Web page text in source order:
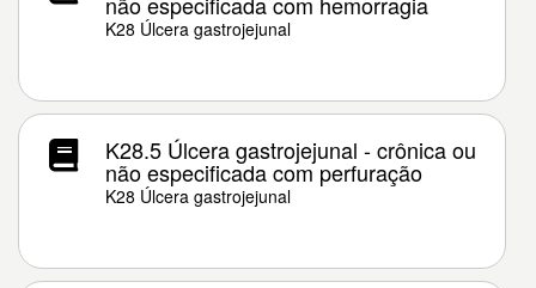
K28 Úlcera gastrojejunal
K28.5 Úlcera gastrojejunal - crônica ou
não especificada com perfuração
K28 Úlcera gastrojejunal